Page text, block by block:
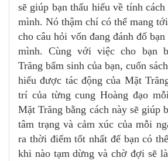
sẽ giúp bạn thấu hiểu về tính
mình. Nó thậm chí có thể mang
cho câu hỏi vốn đang đánh đố
mình. Cùng với việc cho bạn
Trăng bẩm sinh của bạn, cuốn
hiểu được tác động của Mặt
trí của từng cung Hoàng đạo
Mặt Trăng bằng cách này sẽ giúp
tâm trạng và cảm xúc của mỗi
ra thời điểm tốt nhất để bạn có
khi nào tạm dừng và chờ đợi sẽ